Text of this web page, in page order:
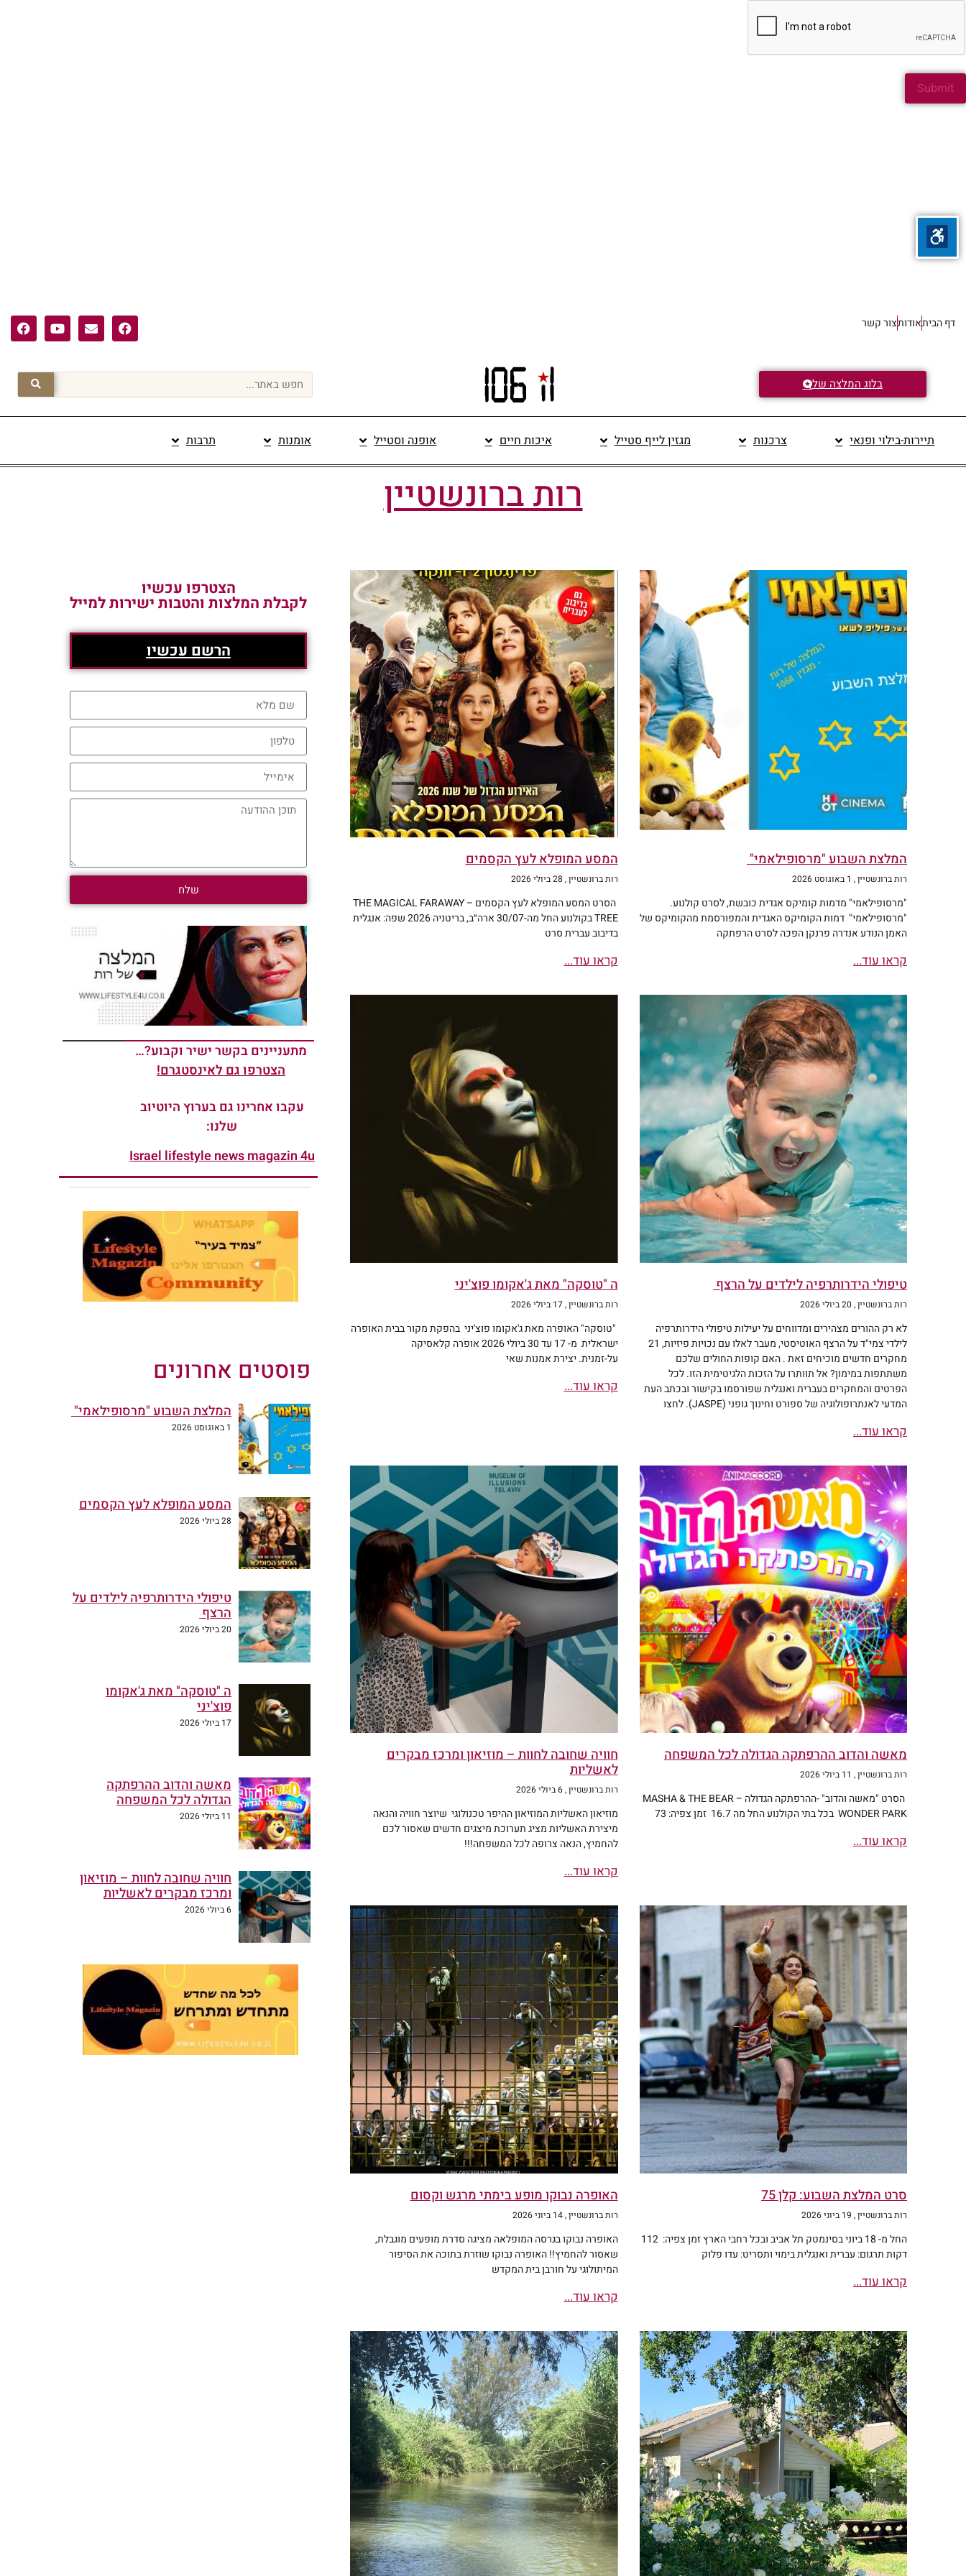
דף הביתאודותצור קשר
בלוג המלצה של
תיירות-בילוי ופנאי צרכנות מגזין לייף סטייל איכות חיים אופנה וסטייל אומנות תרבות
רות ברונשטיין
המלצת השבוע "מרסופילאמי"
רות ברונשטיין 1 באוגוסט 2026
"מרסופילאמי" מדמות קומיקס אגדית כובשת, לסרט קולנוע.
"מרסופילאמי" דמות הקומיקס האגדית והמפורסמת מהקומיקס של
האמן הנודע אנדרה פרנקן הפכה לסרט הרפתקה
קראו עוד...
המסע המופלא לעץ הקסמים
רות ברונשטיין 28 ביולי 2026
הסרט המסע המופלא לעץ הקסמים – THE MAGICAL FARAWAY
TREE בקולנוע החל מה-30/07 ארה״ב, בריטניה 2026 שפה: אנגלית
בדיבוב עברית סרט
קראו עוד...
טיפולי הידרותרפיה לילדים על הרצף
רות ברונשטיין 20 ביולי 2026
לא רק ההורים מצהירים ומדווחים על יעילות טיפולי הידרותרפיה
לילדי צמי"ד על הרצף האוטיסטי, מעבר לאלו עם נכויות פיזיות, 21
מחקרים חדשים מוכיחים זאת . האם קופות החולים שלכם
משתתפות במימון? אל תוותרו על הזכות הלגיטימית הזו. לכל
הפרטים והמחקרים בעברית ואנגלית שפורסמו בקישור ובכתב העת
המדעי לאנתרופולוגיה של ספורט וחינוך גופני (JASPE). לחצו
קראו עוד...
ה "טוסקה" מאת ג'אקומו פוצ'יני
רות ברונשטיין 17 ביולי 2026
"טוסקה" האופרה מאת ג'אקומו פוצ'יני בהפקת מקור בבית האופרה
ישראלית מ- 17 עד 30 ביולי 2026 אופרה קלאסיקה
על-זמנית. יצירת אמנות שאי
קראו עוד...
מאשה והדוב ההרפתקה הגדולה לכל המשפחה
רות ברונשטיין 11 ביולי 2026
הסרט "מאשה והדוב" -ההרפתקה הגדולה MASHA & THE BEAR –
WONDER PARK בכל בתי הקולנוע החל מה 16.7 זמן צפיה: 73
קראו עוד...
חוויה שחובה לחוות – מוזיאון ומרכז מבקרים
לאשליות
רות ברונשטיין 6 ביולי 2026
מוזיאון האשליות המוזיאון ההיפר טכנולוגי שיוצר חוויה והנאה
מיצירת האשליות מציג תערוכת מיצגים חדשים שאסור לכם
להחמיץ, הנאה צרופה לכל המשפחה!!!
קראו עוד...
סרט המלצת השבוע: קלן 75
רות ברונשטיין 19 ביוני 2026
החל מ- 18 ביוני בסינמטק תל אביב ובכל רחבי הארץ זמן צפיה: 112
דקות תרגום: עברית ואנגלית בימוי ותסריט: עדו פלוק
קראו עוד...
האופרה נבוקו מופע בימתי מרגש וקסום
רות ברונשטיין 14 ביוני 2026
האופרה נבוקו בגרסה המופלאה מציגה סדרת מופעים מוגבלת,
שאסור להחמיץ!! האופרה נבוקו שוזרת בתוכה את הסיפור
המיתולוגי על חורבן בית המקדש
קראו עוד...
הצטרפו עכשיו
לקבלת המלצות והטבות ישירות למייל
הרשם עכשיו
שלח
מתעניינים בקשר ישיר וקבוע?…
הצטרפו גם לאינסטגרם!
עקבו אחרינו גם בערוץ היוטיוב
שלנו:
Israel lifestyle news magazin 4u
פוסטים אחרונים
המלצת השבוע "מרסופילאמי"
1 באוגוסט 2026
המסע המופלא לעץ הקסמים
28 ביולי 2026
טיפולי הידרותרפיה לילדים על
הרצף
20 ביולי 2026
ה "טוסקה" מאת ג'אקומו
פוצ'יני
17 ביולי 2026
מאשה והדוב ההרפתקה
הגדולה לכל המשפחה
11 ביולי 2026
חוויה שחובה לחוות – מוזיאון
ומרכז מבקרים לאשליות
6 ביולי 2026